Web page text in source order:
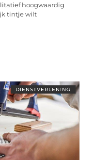
hoogwaardig
tintje wilt
DIENSTVERLENING